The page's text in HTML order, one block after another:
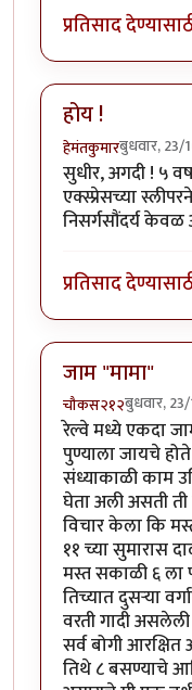
प्रतिसाद
होय !
हेमंतकुमारबुधवार,
सुधीर, अगदी ! ५
एक्स्प्रेसच्या
निसर्गसौंदर्य केवळ
प्रतिसाद
जाम "मामा"
चौकस२१२बुधवार,
रेल्वे मध्ये एकदा
पुण्याला जायचे
संध्याकाळी काम
घेता अली असती
विचार केला कि
११ च्या सुमारास
मस्त सकाळी ६ ला
तिच्यात दुसऱ्या
वरती गादी असलेली
सर्व बोगी
तिथे ८ बसण्याचे